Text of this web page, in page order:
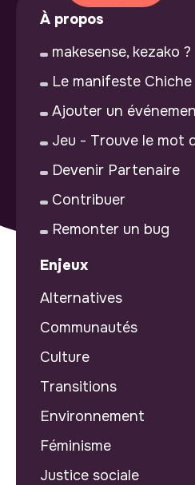
À propos
makesense, kezako ?
Le manifeste Chiche
Ajouter un
Jeu - Trouve le mot
Devenir Partenaire
Contribuer
Remonter un bug
Enjeux
Alternatives
Communautés
Culture
Transitions
Environnement
Féminisme
Justice sociale